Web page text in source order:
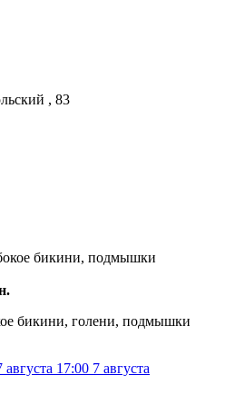
, 83
бикини, подмышки
бикини, голени, подмышки
августа 17:00 7 августа